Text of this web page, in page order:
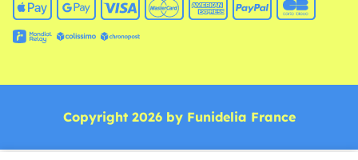
Copyright 2026 by Funidelia France